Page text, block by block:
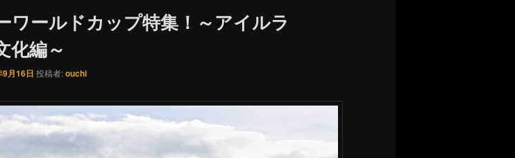
ワールドカップ特集！～アイルラ
化編～
月16日 投稿者:ouchi